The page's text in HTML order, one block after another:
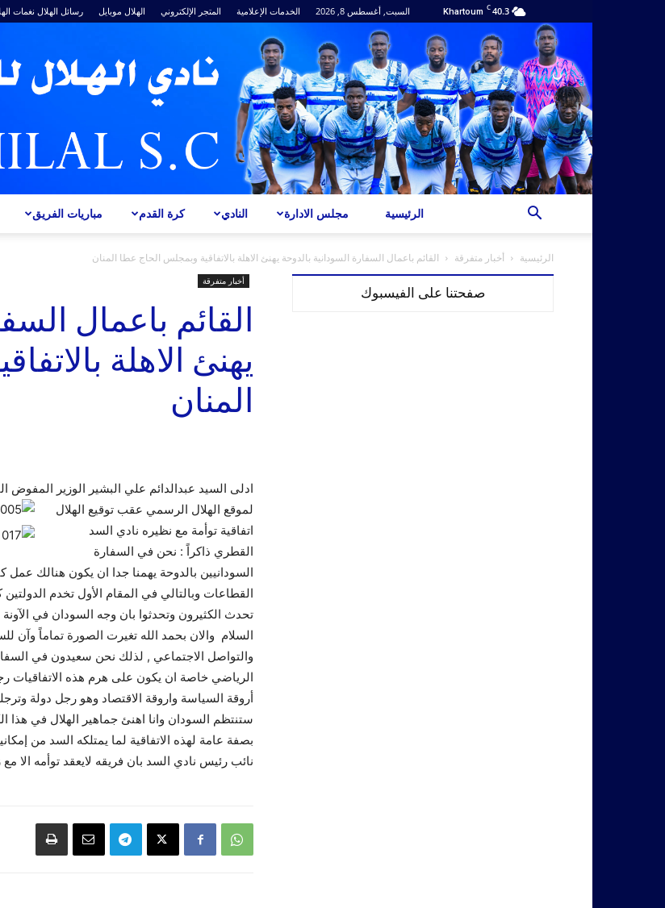
40.3
C
Khartoum السبت, أغسطس 8, 2026 الخدمات الإعلامية المتجر الإلكتروني الهلال موبايل رسائل الهلال نغمات
مباريات الفريق كرة القدم النادي مجلس الادارة الرئيسية
الرئيسية أخبار متفرقة القائم باعمال السفارة السودانية بالدوحة يهنئ الاهلة بالاتفاقية وبمجلس الحاج عطا المنان
أخبار متفرقة
القائم باعمال
يهنئ الاهلة
المنان
ادلى السيد عبدالدائم علي البشير الوزير
لموقع الهلال الرسمي عقب توقيع الهلال
اتفاقية توأمة مع نظيره نادي السد
القطري ذاكراً : نحن في السفارة
السودانيين بالدوحة يهمنا جدا ان يكون هنالك
القطاعات وبالتالي في المقام الأول تخدم
تحدث الكثيرون وتحدثوا بان وجه السودان في
السلام والان بحمد الله تغيرت الصورة تماماً وآن
والتواصل الاجتماعي , لذلك نحن سعيدون في
الرياضي خاصة ان يكون على هرم هذه الاتفاقيات
أروقة السياسة واروقة الاقتصاد وهو رجل دولة
ستنتظم السودان وانا اهنئ جماهير الهلال في هذا
بصفة عامة لهذه الاتفاقية لما يمتلكه السد من
نائب رئيس نادي السد بان فريقه لايعقد توأمه الا مع
صفحتنا على الفيسبوك